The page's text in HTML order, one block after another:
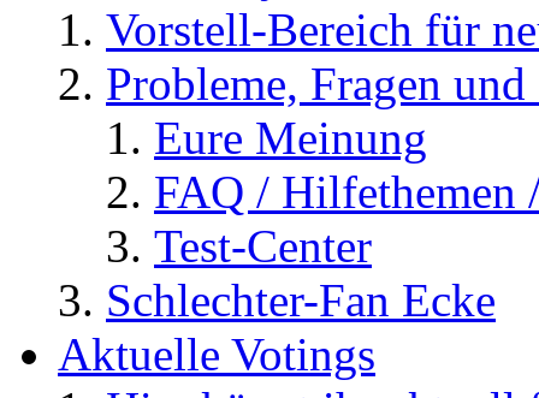
Vorstell-Bereich für
Probleme, Fragen
Eure Meinung
FAQ / Hilfethemen
Test-Center
Schlechter-Fan Ecke
Aktuelle Votings